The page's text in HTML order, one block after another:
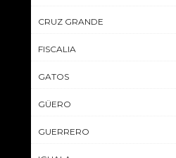
CRUZ GRANDE
FISCALIA
GATOS
GÜERO
GUERRERO